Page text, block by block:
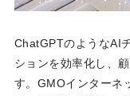
ChatGPTのようなAI
ションを効率化し、
す。GMOインターネ